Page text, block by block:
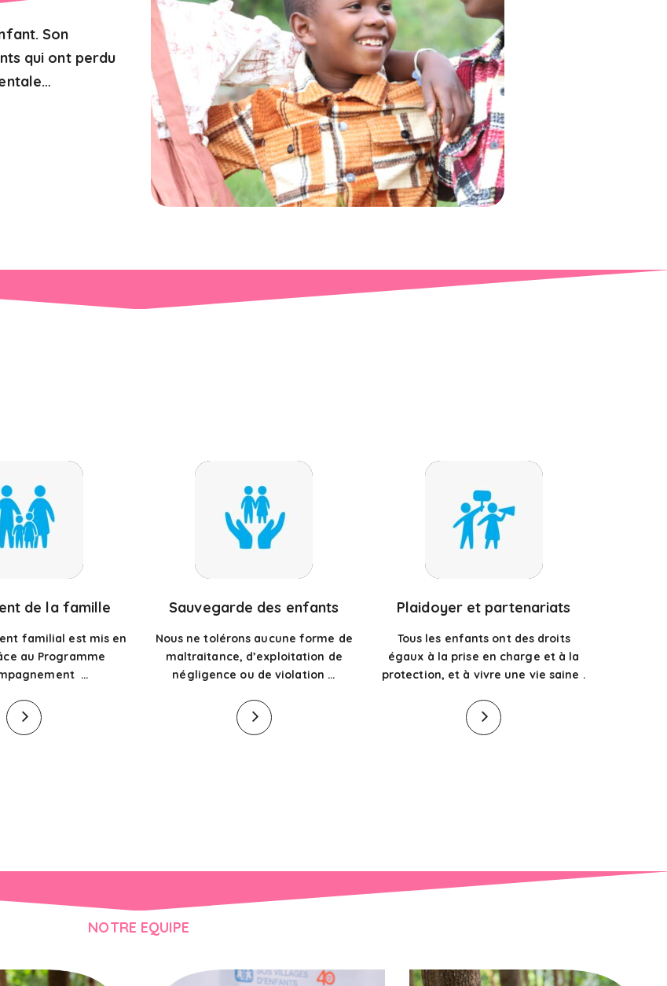
Son
qui ont perdu
de la famille
familial est mis en
au Programme
…
Sauvegarde des enfants
Nous ne tolérons aucune forme de
maltraitance, d’exploitation de
négligence ou de violation …
Plaidoyer et partenariats
Tous les enfants ont des droits
égaux à la prise en charge et à la
protection, et à vivre une vie saine .
NOTRE EQUIPE